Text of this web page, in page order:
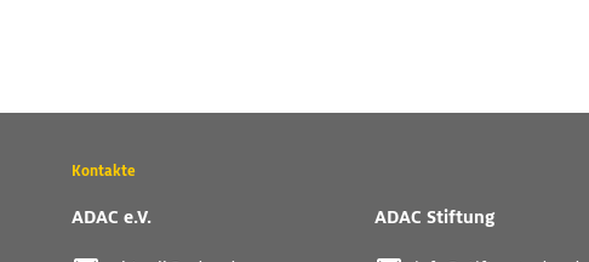
Wichtige
und
Kontakte
ADAC e.V. ADAC Stiftung